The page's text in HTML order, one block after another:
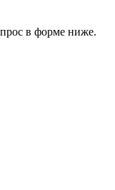
в форме ниже.